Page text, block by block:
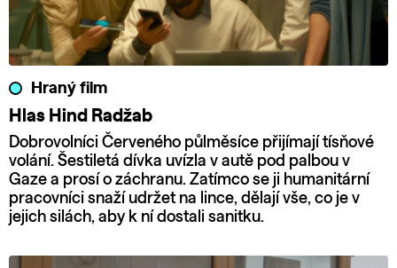
Hraný film
Hlas Hind Radžab
Dobrovolníci Červeného půlměsíce přijímají tísňové
volání. Šestiletá dívka uvízla v autě pod palbou v
Gaze a prosí o záchranu. Zatímco se ji humanitární
pracovníci snaží udržet na lince, dělají vše, co je v
jejich silách, aby k ní dostali sanitku.